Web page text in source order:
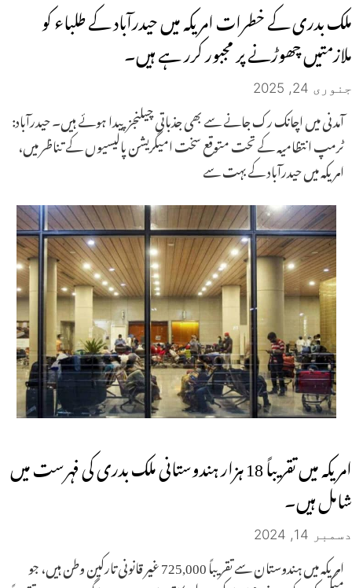
ملک بدری کے خطرات امریکہ میں حیدرآباد کے طلباء کو
ملازمتیں چھوڑنے پر مجبور کرر ہے ہیں۔
جنوری 24, 2025
آمدنی میں اچانک رک جانے سے بھی جذباتی چیلنجز پیدا ہوئے ہیں۔ حیدرآباد:
ٹرمپ انتظامیہ کے تحت متوقع سخت امیگریشن پالیسیوں کے تناظر میں،
امریکہ میں حیدرآباد کے بہت سے
امریکہ میں تقریباً 18 ہزار ہندوستانی ملک بدری کی فہرست میں
شامل ہیں۔
دسمبر 14, 2024
امریکہ میں ہندوستان سے تقریباً 725,000 غیر قانونی تارکین وطن ہیں، جو